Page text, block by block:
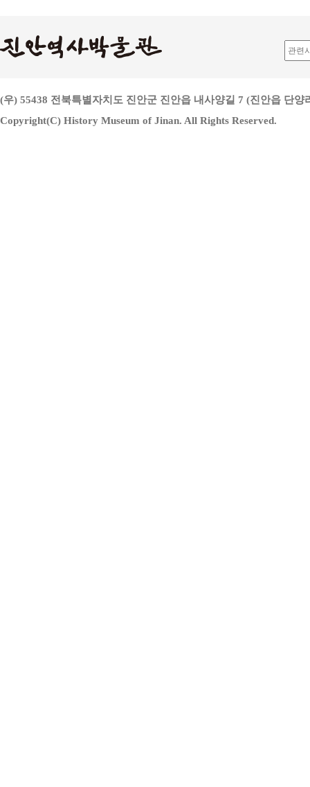
(우) 55438 전북특별자치도 진안군 진안읍 내사양길 7 (진안읍 단
Copyright(C) History Museum of Jinan. All Rights Reserved.